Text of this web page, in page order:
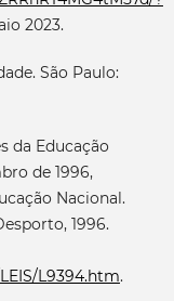
2023.
São Paulo:
da Educação
de 1996,
Nacional.
1996.
L9394.htm.